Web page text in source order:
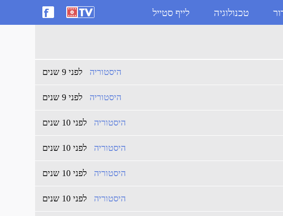
טכנולוגיה לייף סטייל
לפני 9 שנים היסטוריה
לפני 9 שנים היסטוריה
לפני 10 שנים היסטוריה
לפני 10 שנים היסטוריה
לפני 10 שנים היסטוריה
לפני 10 שנים היסטוריה